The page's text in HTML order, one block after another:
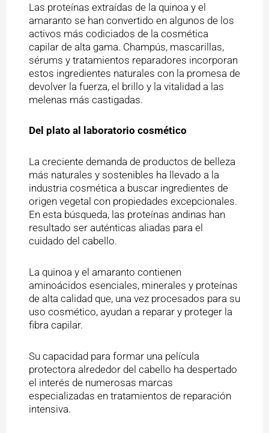
Las proteínas extraídas de la quinoa y el
amaranto se han convertido en algunos de los
activos más codiciados de la cosmética
capilar de alta gama. Champús, mascarillas,
sérums y tratamientos reparadores incorporan
estos ingredientes naturales con la promesa de
devolver la fuerza, el brillo y la vitalidad a las
melenas más castigadas.
Del plato al laboratorio cosmético
La creciente demanda de productos de belleza
más naturales y sostenibles ha llevado a la
industria cosmética a buscar ingredientes de
origen vegetal con propiedades excepcionales.
En esta búsqueda, las proteínas andinas han
resultado ser auténticas aliadas para el
cuidado del cabello.
La quinoa y el amaranto contienen
aminoácidos esenciales, minerales y proteínas
de alta calidad que, una vez procesados para su
uso cosmético, ayudan a reparar y proteger la
fibra capilar.
Su capacidad para formar una película
protectora alrededor del cabello ha despertado
el interés de numerosas marcas
especializadas en tratamientos de reparación
intensiva.